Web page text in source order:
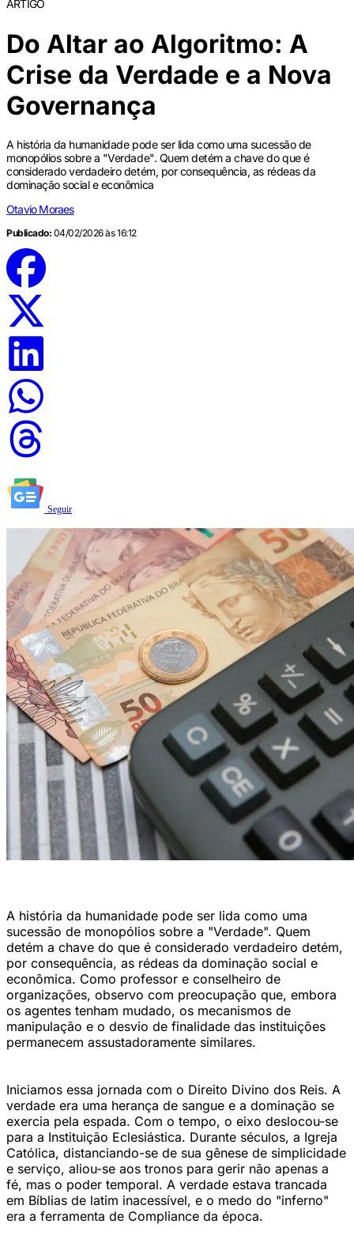
ARTIGO
Do Altar ao Algoritmo: A
Crise da Verdade e a Nova
Governança
A história da humanidade pode ser lida como uma sucessão de
monopólios sobre a "Verdade". Quem detém a chave do que é
considerado verdadeiro detém, por consequência, as rédeas da
dominação social e econômica
Otavio Moraes
Publicado: 04/02/2026 às 16:12
Seguir
A história da humanidade pode ser lida como uma
sucessão de monopólios sobre a "Verdade". Quem
detém a chave do que é considerado verdadeiro detém,
por consequência, as rédeas da dominação social e
econômica. Como professor e conselheiro de
organizações, observo com preocupação que, embora
os agentes tenham mudado, os mecanismos de
manipulação e o desvio de finalidade das instituições
permanecem assustadoramente similares.
Iniciamos essa jornada com o Direito Divino dos Reis. A
verdade era uma herança de sangue e a dominação se
exercia pela espada. Com o tempo, o eixo deslocou-se
para a Instituição Eclesiástica. Durante séculos, a Igreja
Católica, distanciando-se de sua gênese de simplicidade
e serviço, aliou-se aos tronos para gerir não apenas a
fé, mas o poder temporal. A verdade estava trancada
em Bíblias de latim inacessível, e o medo do "inferno"
era a ferramenta de Compliance da época.